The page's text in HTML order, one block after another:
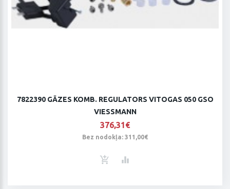
7822390 GĀZES KOMB. REGULATORS VITOGAS 050 GSO
VIESSMANN
376,31€
Bez nodokļa: 311,00€